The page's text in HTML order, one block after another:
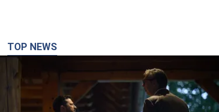
планується зустріч із Вучичем і не лише. Відео
"Верніть Федорова": у містах України 23-й день